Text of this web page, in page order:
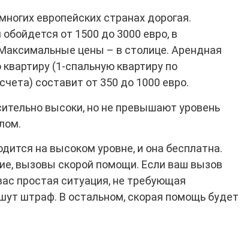
европейских странах дорогая.
от 1500 до 3000 евро, в
цены – в столице. Арендная
(1-спальную квартиру по
составит от 350 до 1000 евро.
высоки, но не превышают уровень
на высоком уровне, и она бесплатна.
вызовы скорой помощи. Если ваш вызов
простая ситуация, не требующая
штраф. В остальном, скорая помощь будет